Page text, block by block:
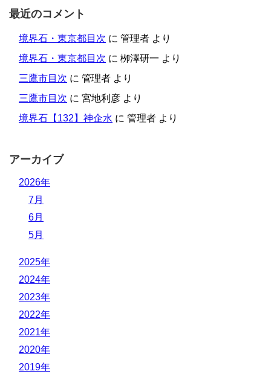
最近のコメント
境界石・東京都目次 に 管理者 より
境界石・東京都目次 に 栁澤研一 より
三鷹市目次 に 管理者 より
三鷹市目次 に 宮地利彦 より
境界石【132】神企水 に 管理者 より
アーカイブ
2026年
7月
6月
5月
2025年
2024年
2023年
2022年
2021年
2020年
2019年